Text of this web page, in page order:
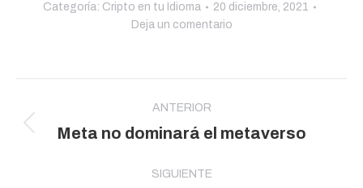
Categoría: Cripto en tu Idioma
20 diciembre, 2021
Deja un comentario
entre
publicaciones
ANTERIOR
Publicación
Meta no dominará el metaverso
SIGUIENTE